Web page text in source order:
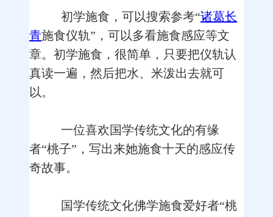
初学施食，可以搜索参考“诸葛长
青施食仪轨”，可以多看施食感应等文
章。初学施食，很简单，只要把仪轨认
真读一遍，然后把水、米泼出去就可
以。
一位喜欢国学传统文化的有缘
者“桃子”，写出来她施食十天的感应传
奇故事。
国学传统文化佛学施食爱好者“桃